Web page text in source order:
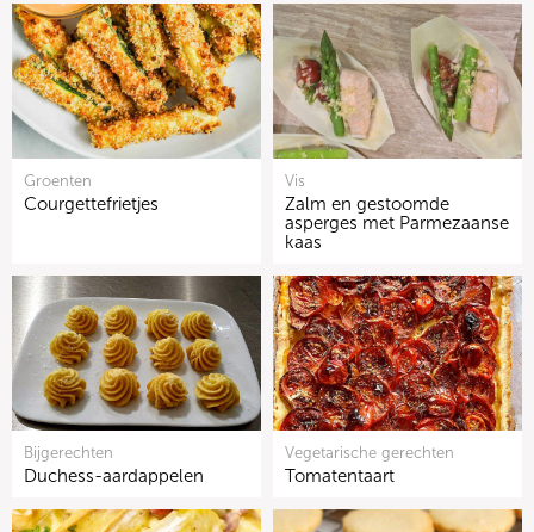
Groenten
Courgettefrietjes
Vis
Zalm en gestoomde
asperges met Parmezaanse
kaas
Bijgerechten
Duchess-aardappelen
Vegetarische gerechten
Tomatentaart